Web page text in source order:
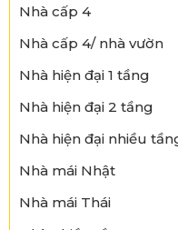
Nhà cấp 4
Nhà cấp 4/ nhà vườn
Nhà hiện đại 1 tầng
Nhà hiện đại 2 tầng
Nhà hiện đại nhiều
Nhà mái Nhật
Nhà mái Thái